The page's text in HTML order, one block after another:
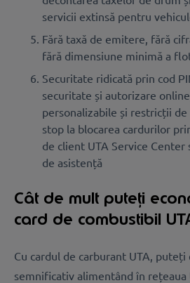
servicii extinsă pentru
Fără taxă de emitere, fără
fără dimensiune minimă a
Securitate ridicată prin cod
securitate și autorizare
personalizabile și restricții
stop la blocarea cardurilor
de client UTA Service
de asistență
Cât de mult puteți
card de combustibil
Cu cardul de carburant UTA, puteți
semnificativ alimentând în rețeaua